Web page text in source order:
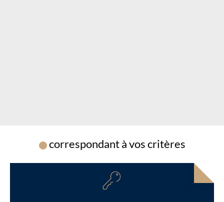
Chargement...
correspondant à vos critères